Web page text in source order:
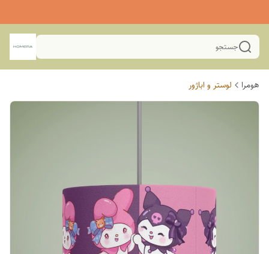
جستجو
هومرا لوستر و اباژور